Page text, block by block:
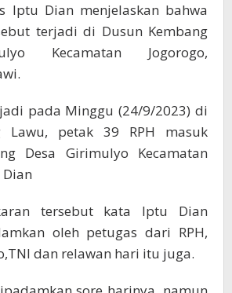
Iptu Dian menjelaskan bahwa
terjadi di Dusun Kembang
Kecamatan Jogorogo,
pada Minggu (24/9/2023) di
Lawu, petak 39 RPH masuk
Desa Girimulyo Kecamatan
Dian
tersebut kata Iptu Dian
oleh petugas dari RPH,
dan relawan hari itu juga.